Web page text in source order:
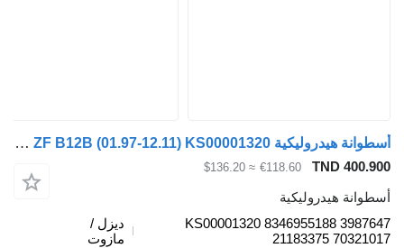
أسطوانة هيدروليكية ZF B12B (01.97-12.11) KS00001320 لـ الباصات Volvo B6, B7, B9, B10, B12 bus (1978-2011)
TND
€118.60
≈ $136.20
هيدروليكية
KS00001320 8346955188
21183375
ديزل /
مازوت